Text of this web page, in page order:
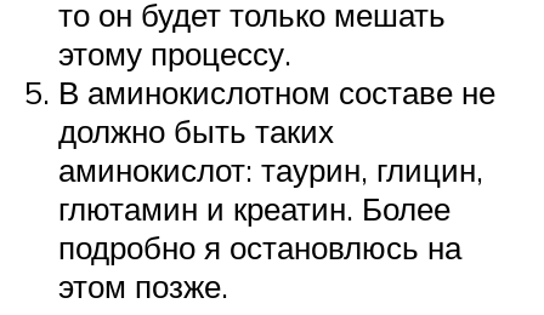
то он будет только мешать
этому процессу.
В аминокислотном составе не
должно быть таких
аминокислот: таурин, глицин,
глютамин и креатин. Более
подробно я остановлюсь на
этом позже.